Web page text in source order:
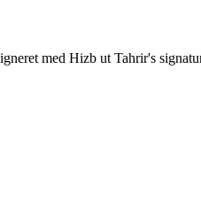
med Hizb ut Tahrir's